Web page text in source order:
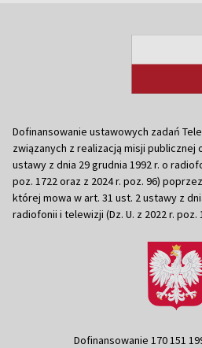
Dofinansowanie ustawowych zadań
związanych z realizacją misji publicznej
ustawy z dnia 29 grudnia 1992 r. o
poz. 1722 oraz z 2024 r. poz. 96)
której mowa w art. 31 ust. 2 ustawy z
radiofonii i telewizji (Dz. U. z 2022 r. poz.
Dofinansowanie 170 151